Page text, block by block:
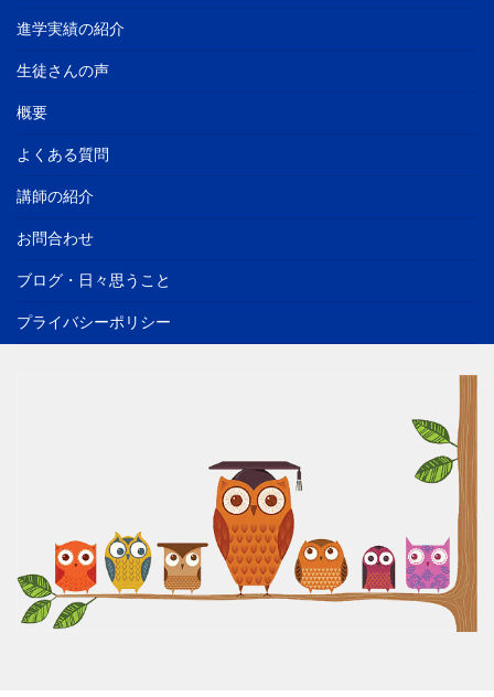
進学実績の紹介
生徒さんの声
概要
よくある質問
講師の紹介
お問合わせ
ブログ・日々思うこと
プライバシーポリシー